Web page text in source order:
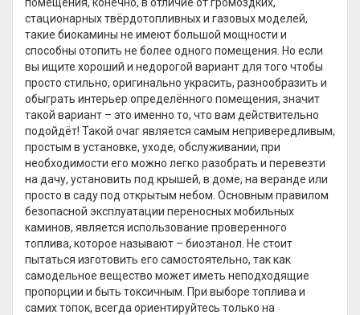
стационарных твёрдотопливных и газовых моделей,
такие биокамины не имеют большой мощности и
способны отопить не более одного помещения. Но если
вы ищите хороший и недорогой вариант для того чтобы
просто стильно, оригинально украсить, разнообразить и
обыграть интерьер определённого помещения, значит
такой вариант – это именно то, что вам действительно
подойдёт! Такой очаг является самым непривередливым,
простым в установке, уходе, обслуживании, при
необходимости его можно легко разобрать и перевезти
на дачу, установить под крышей, в доме, на веранде или
просто в саду под открытым небом. Основным правилом
безопасной эксплуатации переносных мобильных
каминов, является использование проверенного
топлива, которое называют – биоэтанол. Не стоит
пытаться изготовить его самостоятельно, так как
самодельное вещество может иметь неподходящие
пропорции и быть токсичным. При выборе топлива и
самих топок, всегда ориентируйтесь только на